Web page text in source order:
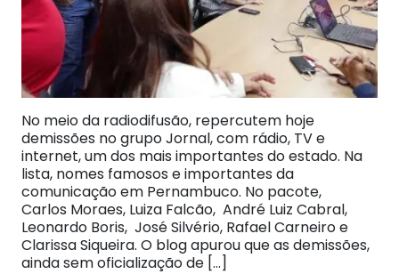
No meio da radiodifusão, repercutem hoje
demissões no grupo Jornal, com rádio, TV e
internet, um dos mais importantes do estado. Na
lista, nomes famosos e importantes da
comunicação em Pernambuco. No pacote,
Carlos Moraes, Luiza Falcão, André Luiz Cabral,
Leonardo Boris, José Silvério, Rafael Carneiro e
Clarissa Siqueira. O blog apurou que as demissões,
ainda sem oficialização de […]